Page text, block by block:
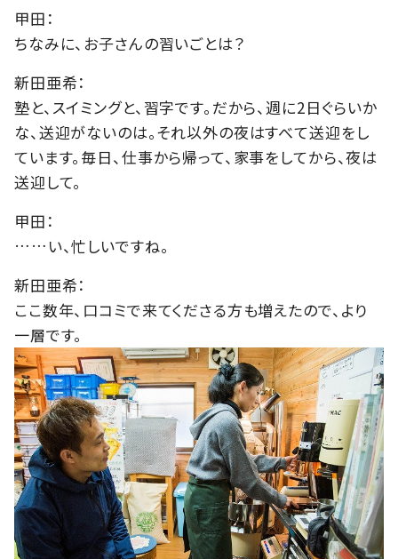
甲田：
ちなみに、お子さんの習いごとは？
新田亜希：
塾と、スイミングと、習字です。だから、週に2日ぐらいか
な、送迎がないのは。それ以外の夜はすべて送迎をし
ています。毎日、仕事から帰って、家事をしてから、夜は
送迎して。
甲田：
……い、忙しいですね。
新田亜希：
ここ数年、口コミで来てくださる方も増えたので、より
一層です。